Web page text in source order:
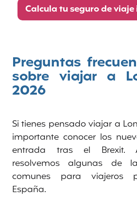
Calcula tu seguro de
Preguntas
sobre viajar a
2026
Si tienes pensado viajar a
importante conocer los
entrada tras el Brexit.
resolvemos algunas de
comunes para viajeros
España.